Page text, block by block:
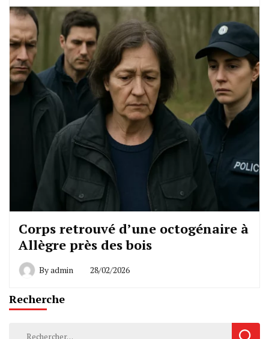
Corps retrouvé d’une octogénaire à
Allègre près des bois
Byadmin 28/02/2026
Recherche
Rechercher :